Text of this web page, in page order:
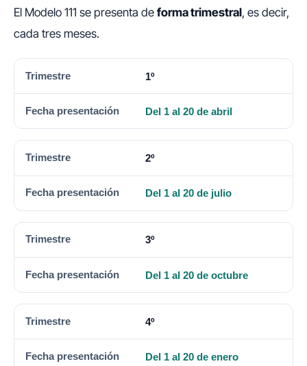
El Modelo 111 se presenta de forma trimestral, es decir,
cada tres meses.
TRIMESTRE FECHA PRESENTACIÓN
1º
Del 1 al 20 de abril
2º
Del 1 al 20 de julio
3º
Del 1 al 20 de octubre
4º
Del 1 al 20 de enero